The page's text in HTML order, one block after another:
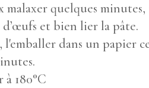
malaxer quelques
et bien lier la pâte.
dans un papier
180°C